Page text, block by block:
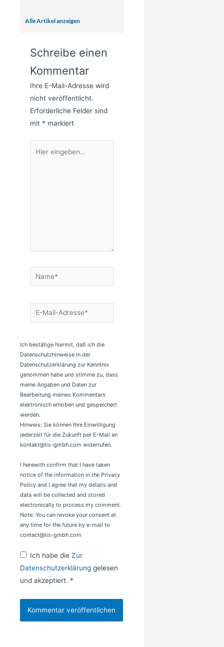
Alle Artikel anzeigen
Schreibe einen
Kommentar
Ihre E-Mail-Adresse wird
nicht veröffentlicht.
Erforderliche Felder sind
mit * markiert
eingeben…
Name*
E-
Mail-
Ich bestätige hiermit, daß ich die
Datenschutzhinweise in der
Datenschutzerklärung zur Kenntnis
genommen habe und stimme zu, dass
meine Angaben und Daten zur
Bearbeitung meines Kommentars
elektronisch erhoben und gespeichert
werden.
Hinweis: Sie können Ihre Einwilligung
jederzeit für die Zukunft per E-Mail an
kontakt@tis-gmbh.com widerrufen.
I herewith confirm that I have taken
notice of the information in the Privacy
Policy and I agree that my details and
data will be collected and stored
electronically to process my comment.
Note: You can revoke your consent at
any time for the future by e-mail to
contact@tis-gmbh.com
Ich habe die Zur
Datenschutzerklärung gelesen
und akzeptiert. *